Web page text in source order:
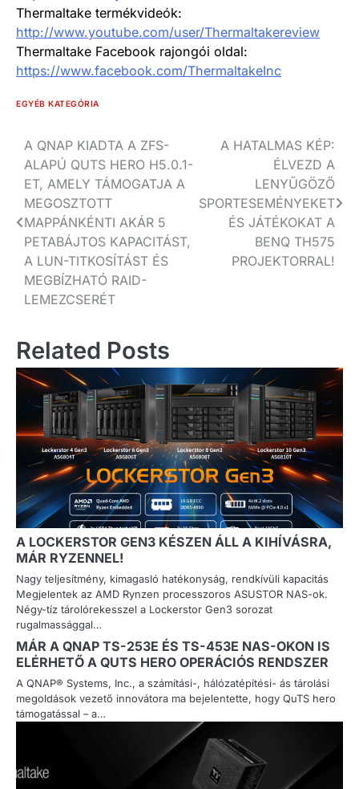
Thermaltake termékvideók:
http://www.youtube.com/user/Thermaltakereview
Thermaltake Facebook rajongói oldal:
https://www.facebook.com/ThermaltakeInc
EGYÉB KATEGÓRIA
Bejegyzés
navigáció
A QNAP KIADTA A ZFS-
ALAPÚ QUTS HERO H5.0.1-
ET, AMELY TÁMOGATJA A
MEGOSZTOTT
MAPPÁNKÉNTI AKÁR 5
PETABÁJTOS KAPACITÁST,
A LUN-TITKOSÍTÁST ÉS
MEGBÍZHATÓ RAID-
LEMEZCSERÉT
A HATALMAS KÉP:
ÉLVEZD A
LENYŰGÖZŐ
SPORTESEMÉNYEKET
ÉS JÁTÉKOKAT A
BENQ TH575
PROJEKTORRAL!
Related Posts
A LOCKERSTOR GEN3 KÉSZEN ÁLL A KIHÍVÁSRA,
MÁR RYZENNEL!
Nagy teljesítmény, kimagasló hatékonyság, rendkívüli kapacitás
Megjelentek az AMD Rynzen processzoros ASUSTOR NAS-ok.
Négy-tíz tárolórekesszel a Lockerstor Gen3 sorozat
rugalmassággal…
MÁR A QNAP TS-253E ÉS TS-453E NAS-OKON IS
ELÉRHETŐ A QUTS HERO OPERÁCIÓS RENDSZER
A QNAP® Systems, Inc., a számítási-, hálózatépítési- ás tárolási
megoldások vezető innovátora ma bejelentette, hogy QuTS hero
támogatással – a…